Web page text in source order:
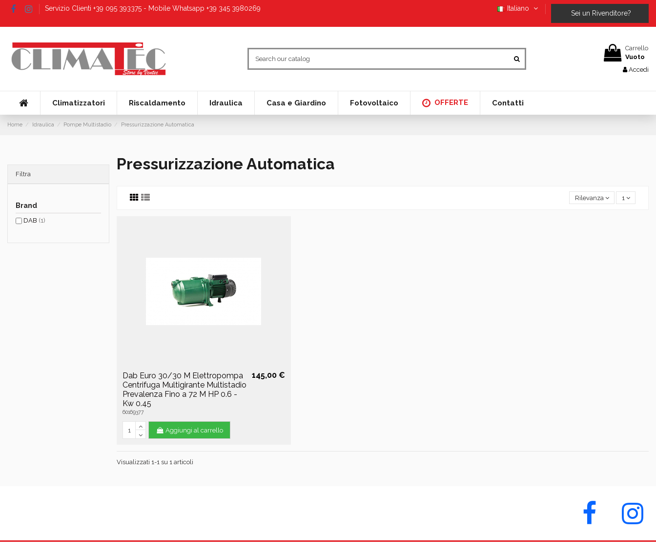
Servizio Clienti +39 095 393375 - Mobile Whatsapp +39 345 3980269 Italiano
Sei un Rivenditore?
Carrello
Vuoto
Accedi
Climatizzatori Riscaldamento Idraulica Casa e Giardino Fotovoltaico OFFERTE Contatti
Home Idraulica Pompe Multistadio Pressurizzazione Automatica
Pressurizzazione Automatica
Rilevanza 1
Dab Euro 30/30 M Elettropompa
Centrifuga Multigirante Multistadio
Prevalenza Fino a 72 M HP 0.6 -
Kw 0.45
60169377
145,00 €
Aggiungi al carrello
Visualizzati 1-1 su 1 articoli
Filtra
Brand
DAB (1)